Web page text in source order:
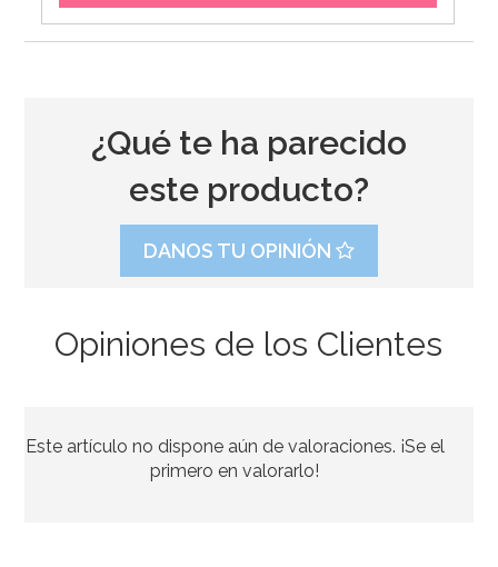
6,95€
¿Qué te ha parecido
este producto?
DANOS TU OPINIÓN
Opiniones de los Clientes
Este artículo no dispone aún de valoraciones. ¡Se el
primero en valorarlo!